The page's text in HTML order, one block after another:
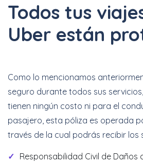
Todos tus
Uber están
Como lo mencionamos
seguro durante todos sus
tienen ningún costo ni para el
pasajero, esta póliza es operada
través de la cual podrás recibir los
Responsabilidad Civil de Daños